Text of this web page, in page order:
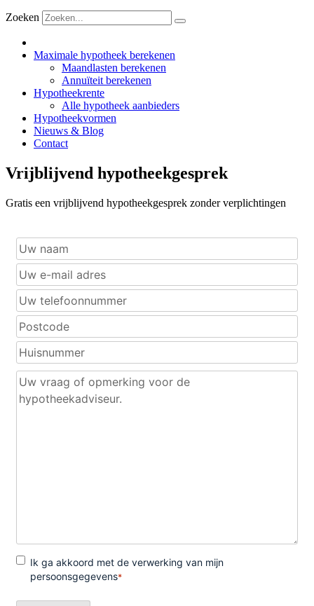
Zoeken
Maximale hypotheek berekenen
Maandlasten berekenen
Annuïteit berekenen
Hypotheekrente
Alle hypotheek aanbieders
Hypotheekvormen
Nieuws & Blog
Contact
Vrijblijvend hypotheekgesprek
Gratis een vrijblijvend hypotheekgesprek zonder verplichtingen